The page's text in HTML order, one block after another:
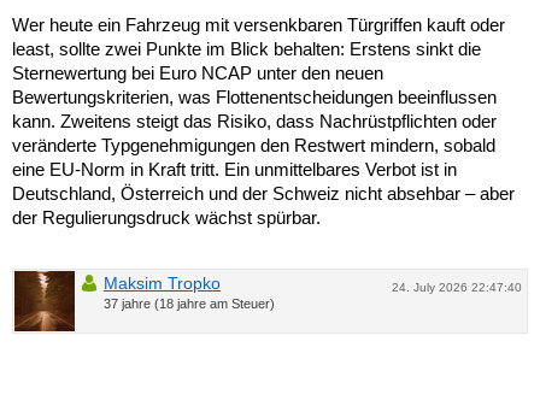
Wer heute ein Fahrzeug mit versenkbaren Türgriffen kauft oder
least, sollte zwei Punkte im Blick behalten: Erstens sinkt die
Sternewertung bei Euro NCAP unter den neuen
Bewertungskriterien, was Flottenentscheidungen beeinflussen
kann. Zweitens steigt das Risiko, dass Nachrüstpflichten oder
veränderte Typgenehmigungen den Restwert mindern, sobald
eine EU-Norm in Kraft tritt. Ein unmittelbares Verbot ist in
Deutschland, Österreich und der Schweiz nicht absehbar – aber
der Regulierungsdruck wächst spürbar.
24. July 2026 22:47:40
Maksim Tropko
37 jahre (18 jahre am Steuer)